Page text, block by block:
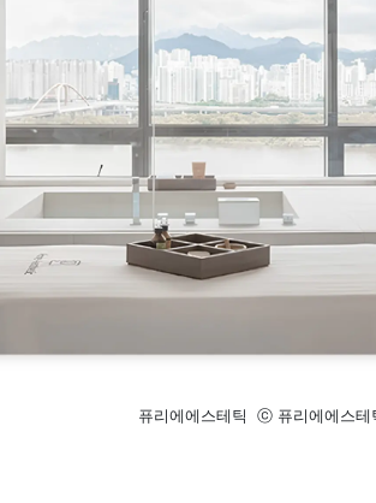
퓨리에에스테틱  ⓒ 퓨리에에스테